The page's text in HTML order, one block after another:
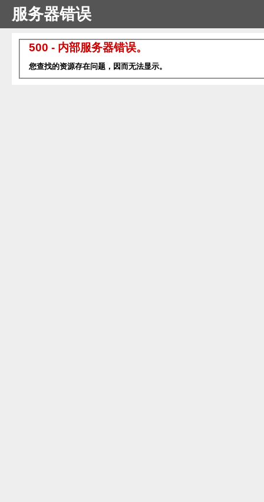
服务器错误
500 - 内部服务器错误。
您查找的资源存在问题，因而无法显示。